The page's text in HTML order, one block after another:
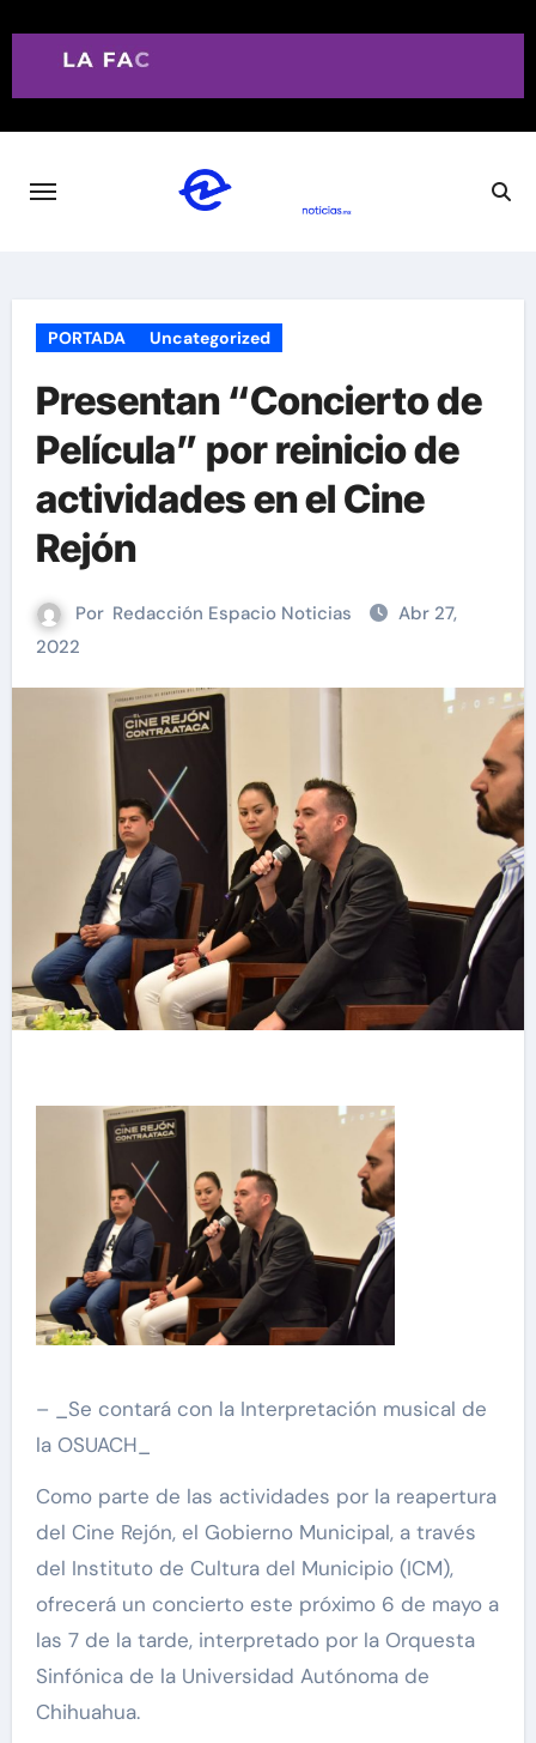
PORTADA Uncategorized
Presentan “Concierto de
Película” por reinicio de
actividades en el Cine
Rejón
Por Redacción Espacio Noticias
Abr 27,
2022
– _Se contará con la Interpretación musical de
la OSUACH_
Como parte de las actividades por la reapertura
del Cine Rejón, el Gobierno Municipal, a través
del Instituto de Cultura del Municipio (ICM),
ofrecerá un concierto este próximo 6 de mayo a
las 7 de la tarde, interpretado por la Orquesta
Sinfónica de la Universidad Autónoma de
Chihuahua.